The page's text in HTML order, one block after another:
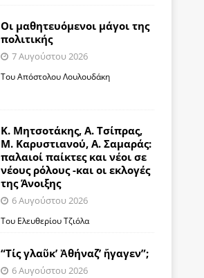
Οι μαθητευόμενοι μάγοι της
πολιτικής
7 Αυγούστου 2026
Του Απόστολου Λουλουδάκη
Κ. Μητσοτάκης, Α. Τσίπρας,
Μ. Καρυστιανού, Α. Σαμαράς:
παλαιοί παίκτες και νέοι σε
νέους ρόλους -και οι εκλογές
της Άνοιξης
6 Αυγούστου 2026
Του Ελευθερίου Τζιόλα
“Τίς γλαῦκ’ Ἀθήναζ’ ἤγαγεν”;
6 Αυγούστου 2026